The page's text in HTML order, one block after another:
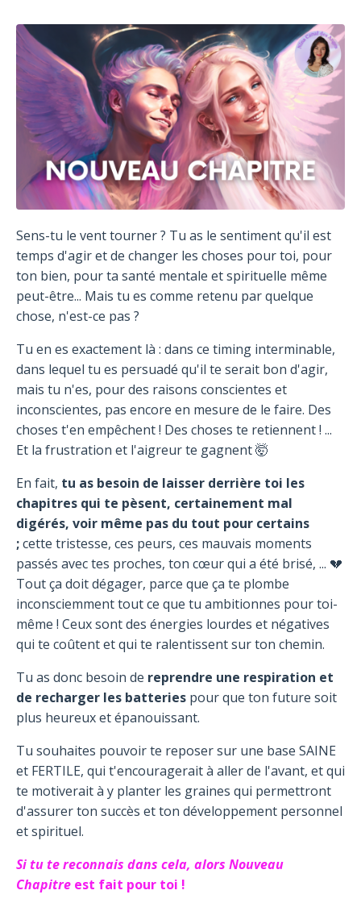
Sens-tu le vent tourner ? Tu as le sentiment qu'il est
temps d'agir et de changer les choses pour toi, pour
ton bien, pour ta santé mentale et spirituelle même
peut-être... Mais tu es comme retenu par quelque
chose, n'est-ce pas ?
Tu en es exactement là : dans ce timing interminable,
dans lequel tu es persuadé qu'il te serait bon d'agir,
mais tu n'es, pour des raisons conscientes et
inconscientes, pas encore en mesure de le faire. Des
choses t'en empêchent ! Des choses te retiennent ! ...
Et la frustration et l'aigreur te gagnent 🤯
En fait, tu as besoin de laisser derrière toi les
chapitres qui te pèsent, certainement mal
digérés, voir même pas du tout pour certains
;cette tristesse, ces peurs, ces mauvais moments
passés avec tes proches, ton cœur qui a été brisé, ... 💔
Tout ça doit dégager, parce que ça te plombe
inconsciemment tout ce que tu ambitionnes pour toi-
même ! Ceux sont des énergies lourdes et négatives
qui te coûtent et qui te ralentissent sur ton chemin.
Tu as donc besoin de reprendre une respiration et
de recharger les batteries pour que ton future soit
plus heureux et épanouissant.
Tu souhaites pouvoir te reposer sur une base SAINE
et FERTILE, qui t'encouragerait à aller de l'avant, et qui
te motiverait à y planter les graines qui permettront
d'assurer ton succès et ton développement personnel
et spirituel.
Si tu te reconnais dans cela, alors Nouveau
Chapitre est fait pour toi !